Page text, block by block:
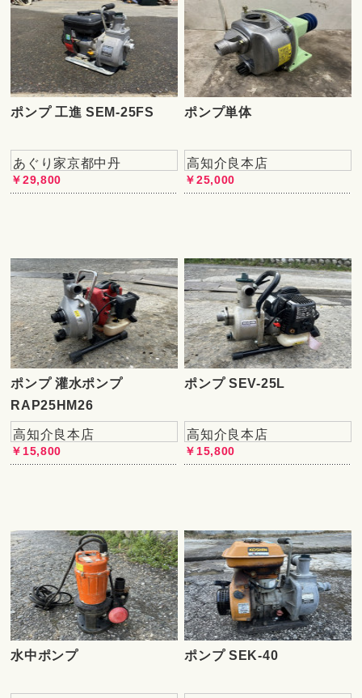
ポンプ 工進 SEM-25FS
あぐり家京都中丹
￥29,800
ポンプ単体
高知介良本店
￥25,000
ポンプ 灌水ポンプ
RAP25HM26
高知介良本店
￥15,800
ポンプ SEV-25L
高知介良本店
￥15,800
水中ポンプ ポンプ SEK-40